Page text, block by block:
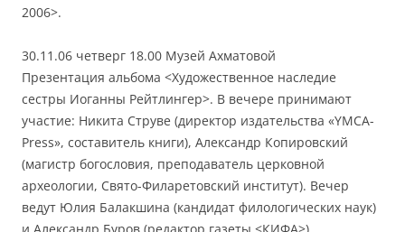
2006>.
30.11.06 четверг 18.00 Музей Ахматовой
Презентация альбома <Художественное наследие
сестры Иоганны Рейтлингер>. В вечере принимают
участие: Никита Струве (директор издательства «YMCA-
Press», составитель книги), Александр Копировский
(магистр богословия, преподаватель церковной
археологии, Свято-Филаретовский институт). Вечер
ведут Юлия Балакшина (кандидат филологических наук)